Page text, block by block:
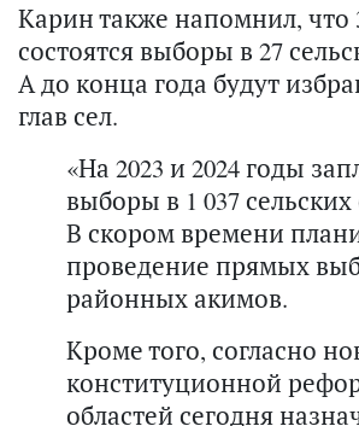
Карин также напомнил, что
состоятся выборы в 27
А до конца года будут
глав сел.
«На 2023 и 2024 годы
выборы в 1 037 сельских
В скором времени
проведение прямых
районных акимов.
Кроме того, согласно
конституционной
областей сегодня